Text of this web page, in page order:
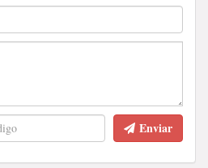
Enviar